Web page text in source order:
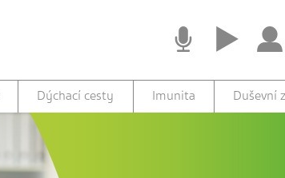
Dýchací cesty Imunita Duševní